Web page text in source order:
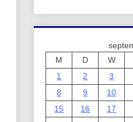
M
D W
1
2 3
8
9 10
15
16 17